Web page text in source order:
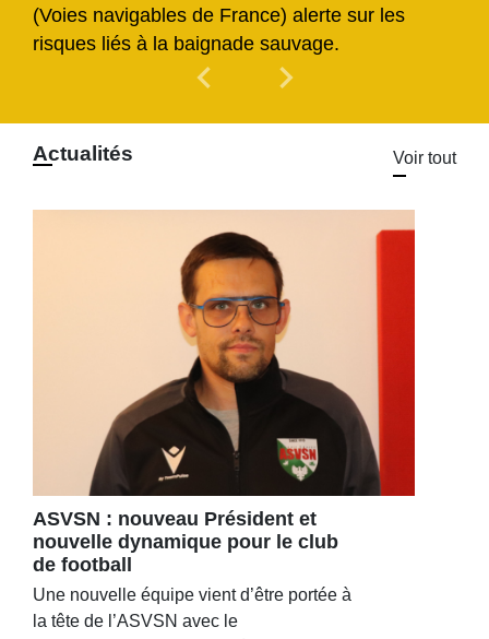
(Voies navigables de France) alerte sur les
risques liés à la baignade sauvage.
chevron_left Previous
chevron_right
Actualités Voir tout
ASVSN : nouveau Président et
nouvelle dynamique pour le club
de football
Une nouvelle équipe vient d’être portée à
la tête de l’ASVSN avec le